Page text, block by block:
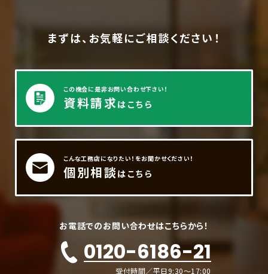
まずは、お気軽にご相談ください！
この機会に是非お問い合わせ下さい！
資料請求はこちら
こんな工務店になりたい！をお聞かせください！
個別相談 はこちら
お電話でのお問い合わせはこちらから！
0120-6186-21
受付時間／平日9:30～17:00